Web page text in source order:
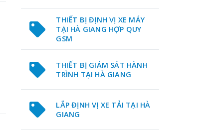
THIẾT BỊ ĐỊNH VỊ XE MÁY
TẠI HÀ GIANG HỢP QUY
GSM
THIẾT BỊ GIÁM SÁT HÀNH
TRÌNH TẠI HÀ GIANG
LẮP ĐỊNH VỊ XE TẢI TẠI HÀ
GIANG